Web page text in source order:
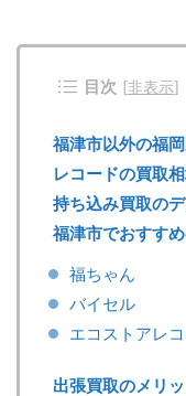
目次 [非表示]
福津市以外の福
レコードの買取
持ち込み買取の
福津市でおすす
福ちゃん
バイセル
エコストアレ
出張買取のメリ